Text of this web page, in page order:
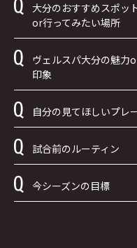
大分のおすすめスポッ
or行ってみたい場所
ヴェルスパ大分の魅力
印象
自分の見てほしいプレ
試合前のルーティン
今シーズンの目標